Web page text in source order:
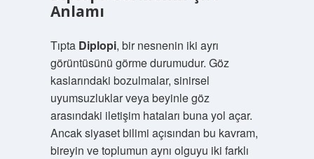
Anlamı
Tıpta Diplopi, bir nesnenin iki ayrı
görüntüsünü görme durumudur. Göz
kaslarındaki bozulmalar, sinirsel
uyumsuzluklar veya beyinle göz
arasındaki iletişim hataları buna yol açar.
Ancak siyaset bilimi açısından bu kavram,
bireyin ve toplumun aynı olguyu iki farklı